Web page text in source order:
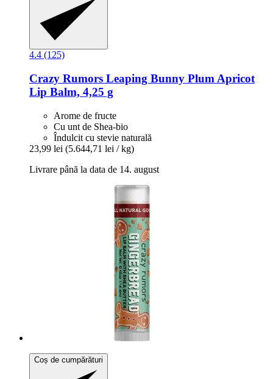
4.4 (125)
Crazy Rumors Leaping Bunny Plum Apricot
Lip Balm, 4,25 g
Arome de fructe
Cu unt de Shea-bio
Îndulcit cu stevie naturală
23,99 lei (5.644,71 lei / kg)
Livrare până la data de 14. august
Coș de cumpărături